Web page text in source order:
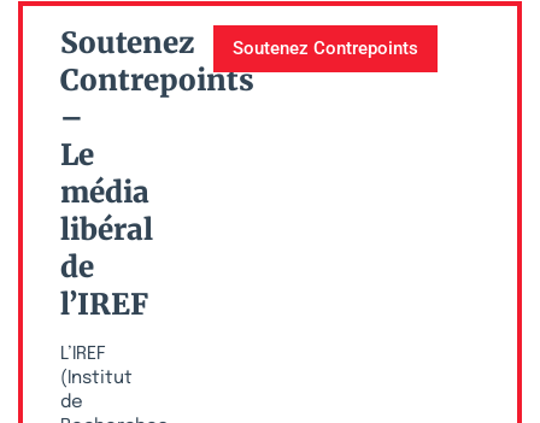
Soutenez
Contrepoints
–
Le
média
libéral
de
l’IREF
L’IREF
(Institut
de
Soutenez Contrepoints